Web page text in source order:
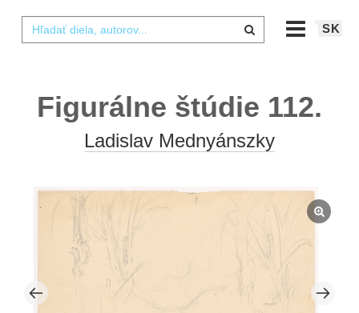
SK
Figurálne štúdie 112.
Ladislav Mednyánszky